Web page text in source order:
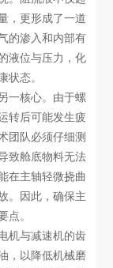
，更形成了一道
的渗入和内部有
液位与压力，化
状态。
一核心。由于螺
转后可能发生疲
团队必须仔细测
致舱底物料无法
在主轴轻微挠曲
。因此，确保主
点。
机与减速机的齿
，以降低机械磨